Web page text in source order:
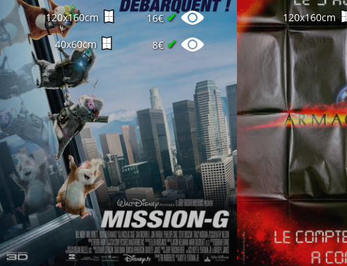
120x160cm 16€✔
40x60cm 8€ ✔
120x160cm